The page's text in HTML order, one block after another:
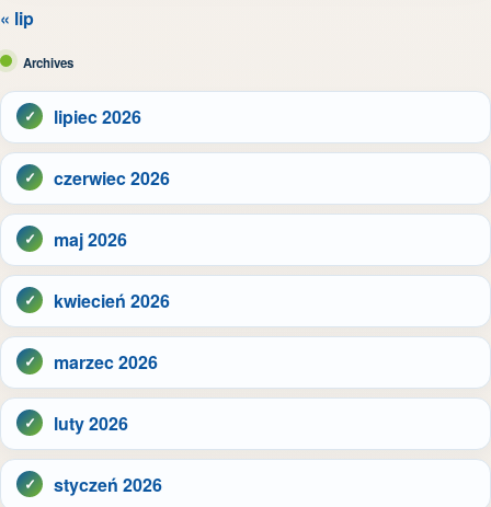
« lip
Archives
lipiec 2026
czerwiec 2026
maj 2026
kwiecień 2026
marzec 2026
luty 2026
styczeń 2026